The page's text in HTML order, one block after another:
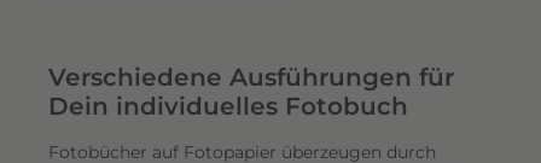
Verschiedene Ausführungen für
Dein individuelles Fotobuch
Fotobücher auf Fotopapier überzeugen durch